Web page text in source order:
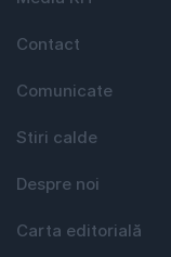
Contact
Comunicate
Stiri calde
Despre noi
Carta editorială